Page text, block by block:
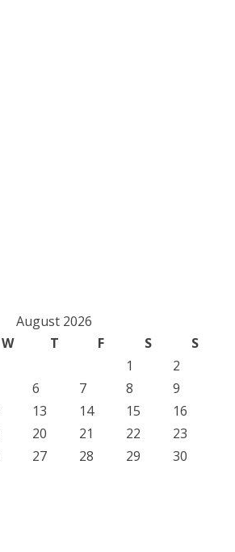
August 2026
W T F S
S
1
2
6 7 8
9
13 14 15
16
20 21 22
23
27 28 29
30